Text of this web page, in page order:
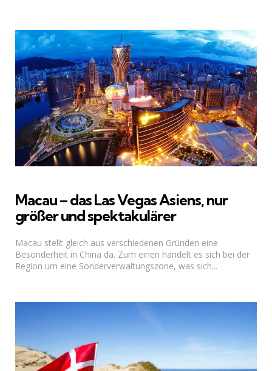
Macau – das Las Vegas Asiens, nur
größer und spektakulärer
Macau stellt gleich aus verschiedenen Gründen eine
Besonderheit in China da. Zum einen handelt es sich bei der
Region um eine Sonderverwaltungszone, was sich...